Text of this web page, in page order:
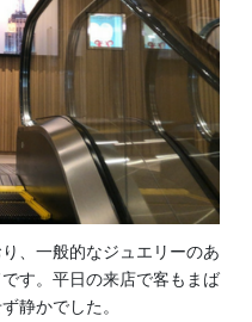
、一般的なジュエリーのあ
す。平日の来店で客もまば
静かでした。